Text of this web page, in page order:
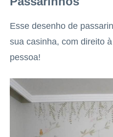
Esse desenho de
sua casinha, com direito
pessoa!